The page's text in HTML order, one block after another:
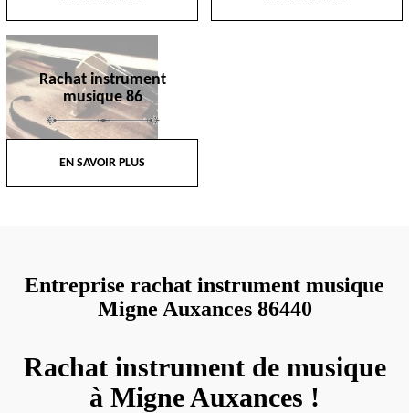
Rachat instrument
musique 86
EN SAVOIR PLUS
Entreprise rachat instrument musique
Migne Auxances 86440
Rachat instrument de musique
à Migne Auxances !